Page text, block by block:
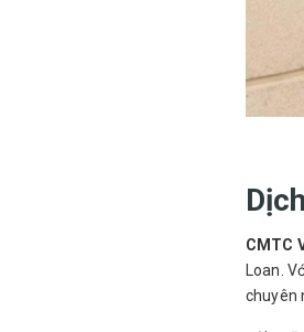
CMTC
Loan.
chuyên